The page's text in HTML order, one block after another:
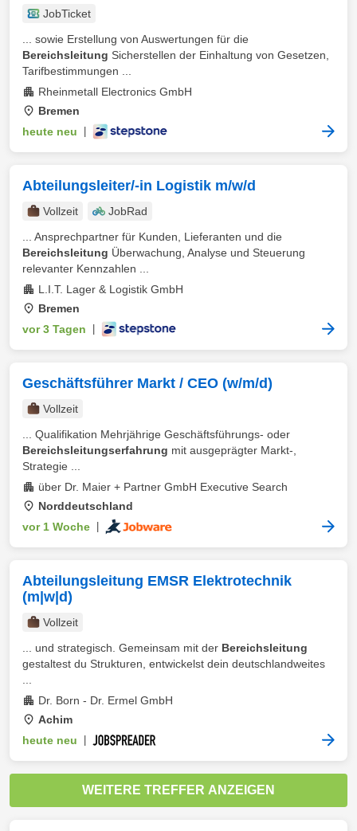
JobTicket
... sowie Erstellung von Auswertungen für die
Bereichsleitung Sicherstellen der Einhaltung von Gesetzen,
Tarifbestimmungen ...
Rheinmetall Electronics GmbH
Bremen
heute neu
Abteilungsleiter/-in Logistik m/w/d
Vollzeit
JobRad
... Ansprechpartner für Kunden, Lieferanten und die
Bereichsleitung Überwachung, Analyse und Steuerung
relevanter Kennzahlen ...
L.I.T. Lager & Logistik GmbH
Bremen
vor 3 Tagen
Geschäftsführer Markt / CEO (w/m/d)
Vollzeit
... Qualifikation Mehrjährige Geschäftsführungs- oder
Bereichsleitungserfahrung mit ausgeprägter Markt-,
Strategie ...
über Dr. Maier + Partner GmbH Executive Search
Norddeutschland
vor 1 Woche
Abteilungsleitung EMSR Elektrotechnik
(m|w|d)
Vollzeit
... und strategisch. Gemeinsam mit der Bereichsleitung
gestaltest du Strukturen, entwickelst dein deutschlandweites
Dr. Born - Dr. Ermel GmbH
Achim
heute neu
WEITERE TREFFER ANZEIGEN